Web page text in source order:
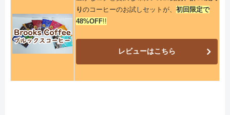
りのコーヒーのお試しセットが、 初回限定で
48%OFF!!
レビューはこちら